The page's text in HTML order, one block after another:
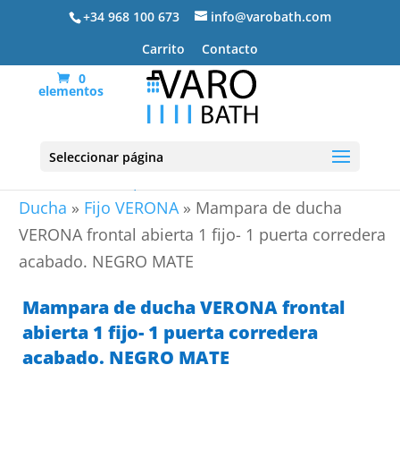
+34 968 100 673
info@varobath.com
Carrito
Contacto
0
elementos
Seleccionar página
Ducha » Fijo VERONA» Mampara de ducha
VERONA frontal abierta 1 fijo- 1 puerta corredera
acabado. NEGRO MATE
Mampara de ducha VERONA frontal
abierta 1 fijo- 1 puerta corredera
acabado. NEGRO MATE